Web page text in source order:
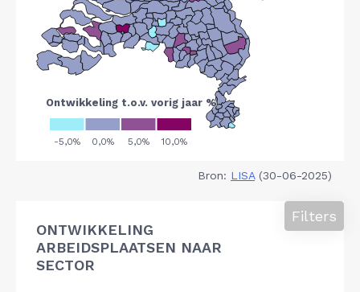
Bron: LISA(30-06-2025)
ONTWIKKELING
ARBEIDSPLAATSEN NAAR
SECTOR
Filters